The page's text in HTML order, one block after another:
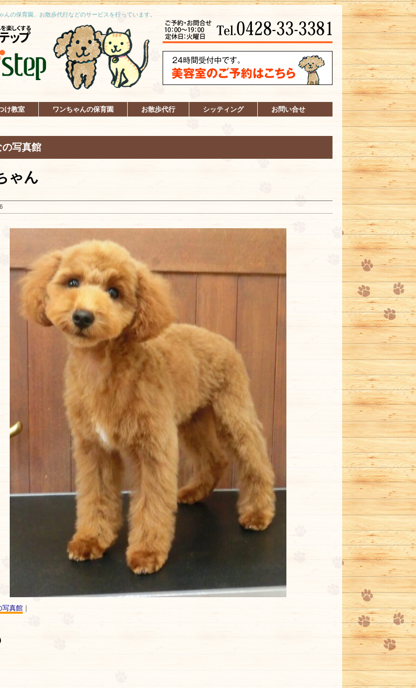
の保育園、お散歩代行などのサービスを行っています。
け教室 ワンちゃんの保育園 お散歩代行 シッティング お問い合せ
の写真館
ゃん
写真館 ｜